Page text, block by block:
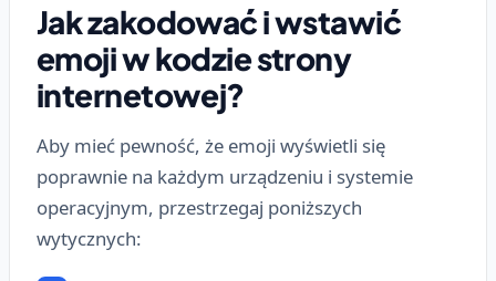
Jak zakodować i wstawić
emoji w kodzie strony
internetowej?
Aby mieć pewność, że emoji wyświetli się
poprawnie na każdym urządzeniu i systemie
operacyjnym, przestrzegaj poniższych
wytycznych: